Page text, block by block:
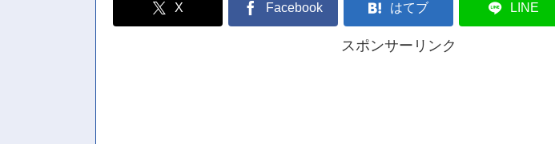
X Facebook はてブ LINE
スポンサーリンク